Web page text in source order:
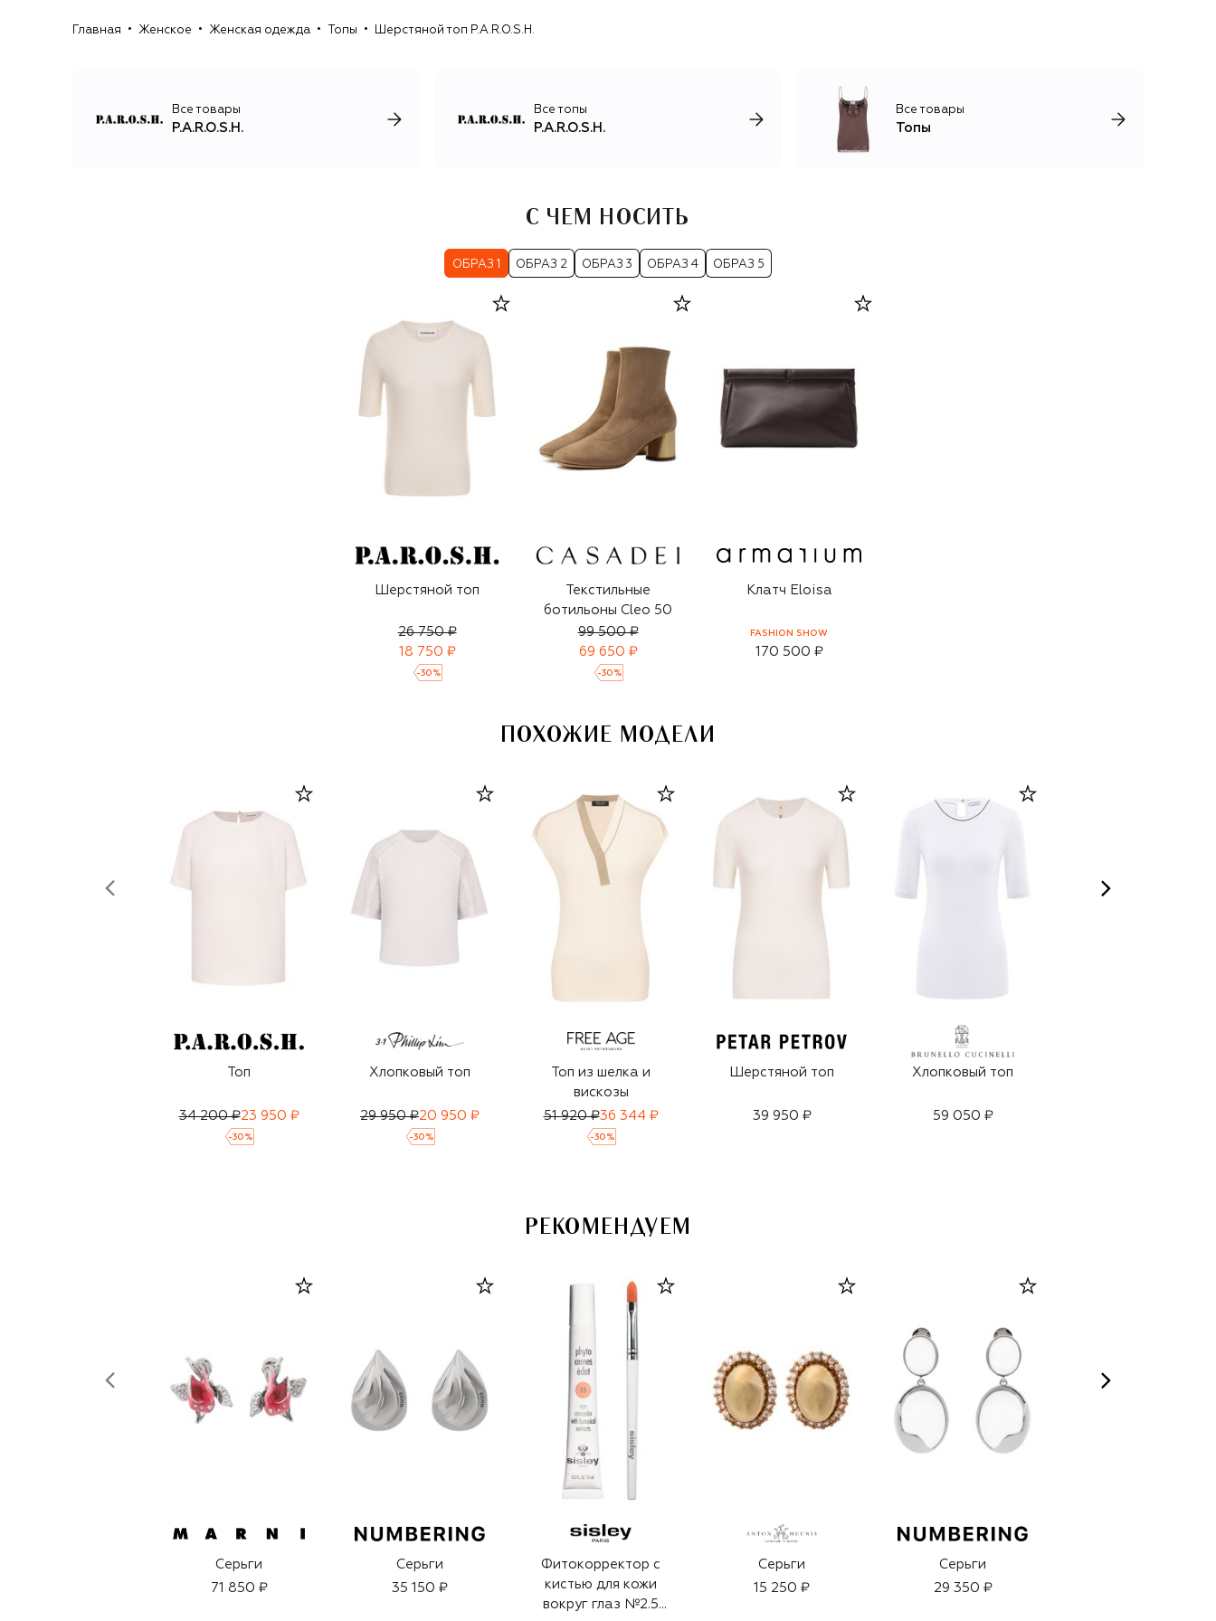
Главная Женское Женская одежда Топы Шерстяной топ P.A.R.O.S.H.
Все товары
P.A.R.O.S.H.
Все топы
P.A.R.O.S.H.
Все товары
Топы
С ЧЕМ НОСИТЬ
ОБРАЗ 1 ОБРАЗ 2 ОБРАЗ 3 ОБРАЗ 4 ОБРАЗ 5
Шерстяной топ
26 750 ₽
18 750 ₽
-30 %
Текстильные
ботильоны Cleo 50
99 500 ₽
69 650 ₽
-30 %
Клатч Eloisa
FASHION SHOW
170 500 ₽
ПОХОЖИЕ МОДЕЛИ
Топ
34 200 ₽23 950 ₽
-30 %
Хлопковый топ
29 950 ₽20 950 ₽
-30 %
Топ из шелка и
вискозы
51 920 ₽36 344 ₽
-30 %
Шерстяной топ
39 950 ₽
Хлопковый топ
59 050 ₽
РЕКОМЕНДУЕМ
Серьги
71 850 ₽
Серьги
35 150 ₽
Фитокорректор с
кистью для кожи
вокруг глаз №2.5
Серьги
15 250 ₽
Серьги
29 350 ₽